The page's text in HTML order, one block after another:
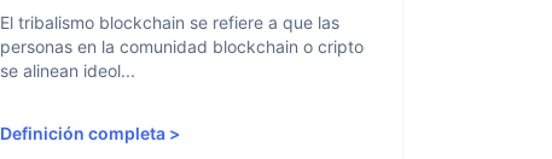
El tribalismo blockchain se refiere a que las
personas en la comunidad blockchain o cripto
se alinean ideol...
Definición completa>